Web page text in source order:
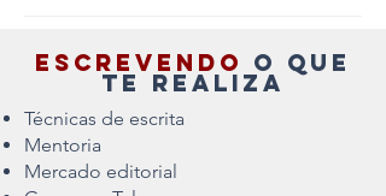
escrevendo o que
te realiza
Técnicas de escrita
Mentoria
Mercado editorial